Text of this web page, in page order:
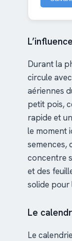
Durant la
circule
aériennes
petit pois,
rapide et
le moment
semences,
concentre
et des
solide
Le
Le